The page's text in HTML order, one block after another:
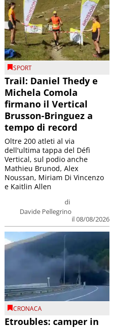
SPORT
Trail: Daniel Thedy e
Michela Comola
firmano il Vertical
Brusson-Bringuez a
tempo di record
di
Davide Pellegrino
il 08/08/2026
Oltre 200 atleti al via
dell'ultima tappa del Défì
Vertical, sul podio anche
Mathieu Brunod, Alex
Noussan, Miriam Di Vincenzo
e Kaitlin Allen
CRONACA
Etroubles: camper in